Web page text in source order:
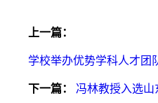
上一篇：
学校举办优势学科人才团
下一篇： 冯林教授入选山